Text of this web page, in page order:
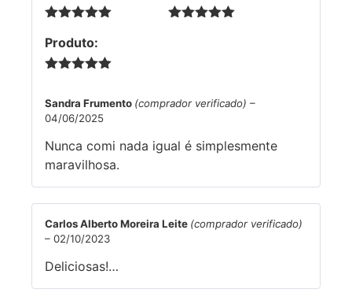
Produto:
Sandra Frumento (comprador verificado) –
04/06/2025
Nunca comi nada igual é simplesmente
maravilhosa.
Carlos Alberto Moreira Leite (comprador verificado)
– 02/10/2023
Deliciosas!…